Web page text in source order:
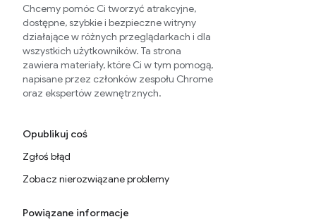
Chcemy pomóc Ci tworzyć atrakcyjne,
dostępne, szybkie i bezpieczne witryny
działające w różnych przeglądarkach i dla
wszystkich użytkowników. Ta strona
zawiera materiały, które Ci w tym pomogą,
napisane przez członków zespołu Chrome
oraz ekspertów zewnętrznych.
Opublikuj coś
Zgłoś błąd
Zobacz nierozwiązane problemy
Powiązane informacje